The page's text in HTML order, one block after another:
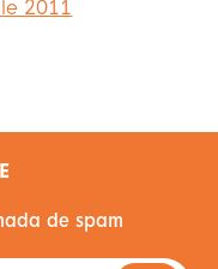
2011
de spam